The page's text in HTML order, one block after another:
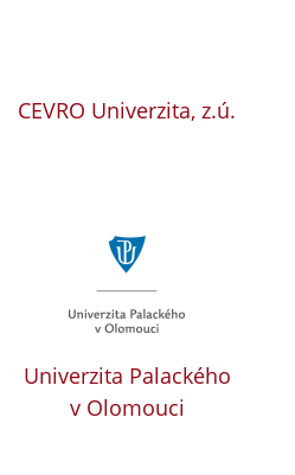
CEVRO Univerzita, z.ú.
Univerzita Palackého
v Olomouci